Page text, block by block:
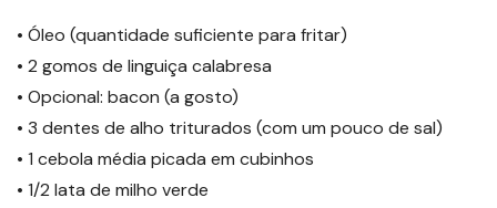
• Óleo (quantidade suficiente para fritar)
• 2 gomos de linguiça calabresa
• Opcional: bacon (a gosto)
• 3 dentes de alho triturados (com um pouco de sal)
• 1 cebola média picada em cubinhos
• 1/2 lata de milho verde